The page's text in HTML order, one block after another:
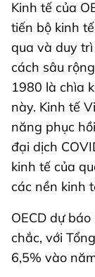
Kinh tế của
tiến bộ kinh
qua và duy
cách sâu
1980 là chìa
này. Kinh tế
năng phục
đại dịch
kinh tế của
các nền kinh
OECD dự
chắc, với
6,5% vào